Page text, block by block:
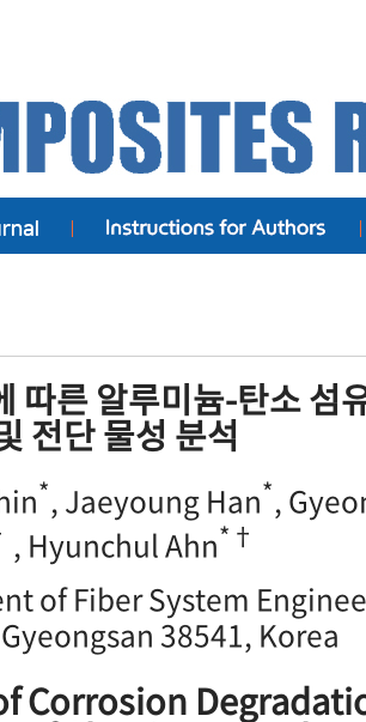
따른 알루미늄-탄소 섬
전단 물성 분석
*, Jaeyoung Han*,
, Hyunchul Ahn*†
of Fiber System
38541, Korea
Corrosion